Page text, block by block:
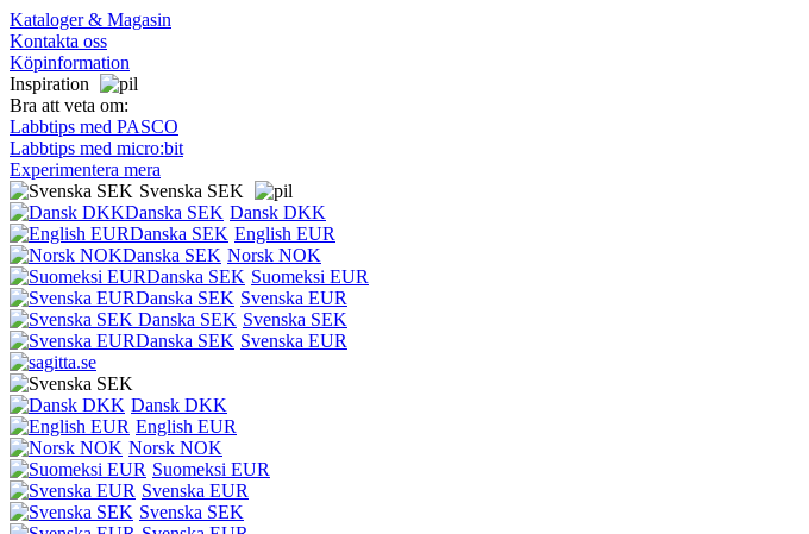
Kataloger & Magasin
Kontakta oss
Köpinformation
Inspiration
Bra att veta om:
Labbtips med PASCO
Labbtips med micro:bit
Experimentera mera
Svenska SEK
Dansk DKK
English EUR
Norsk NOK
Suomeksi EUR
Svenska EUR
Svenska SEK
Svenska EUR
Dansk DKK
English EUR
Norsk NOK
Suomeksi EUR
Svenska EUR
Svenska SEK